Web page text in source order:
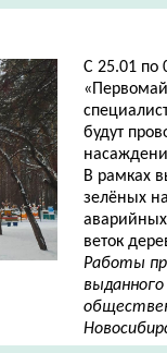
С 25.01 по
будут
В рамках
зелёных
веток
Работы